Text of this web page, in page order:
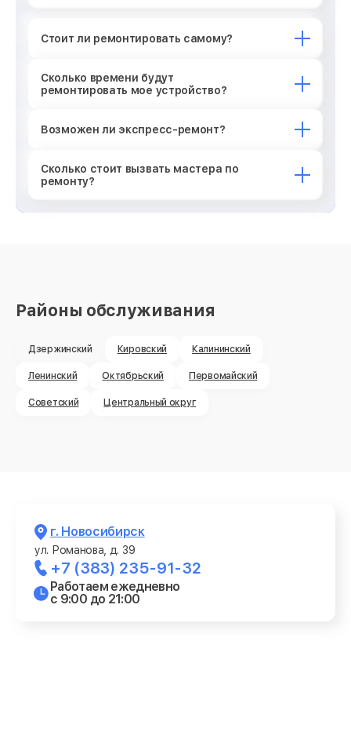
Стоит ли ремонтировать самому?
Сколько времени будут
ремонтировать мое устройство?
Возможен ли экспресс-ремонт?
Сколько стоит вызвать мастера по
ремонту?
Районы обслуживания
Дзержинский Кировский Калининский
Ленинский Октябрьский Первомайский
Советский Центральный округ
г. Новосибирск
ул. Романова, д. 39
+7 (383) 235-91-32
Работаем ежедневно
с 9:00 до 21:00